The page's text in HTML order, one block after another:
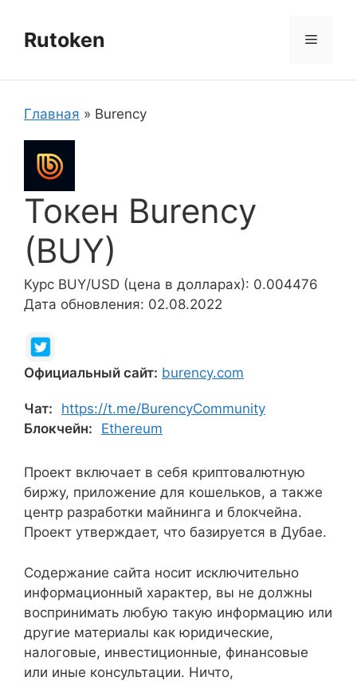
содержимому
Rutoken Меню
Главная » Burency
Токен Burency
(BUY)
Курс BUY/USD (цена в долларах): 0.004476
Дата обновления: 02.08.2022
Официальный сайт: burency.com
Чат:
https://t.me/BurencyCommunity
Блокчейн:
Ethereum
Проект включает в себя криптовалютную
биржу, приложение для кошельков, а также
центр разработки майнинга и блокчейна.
Проект утверждает, что базируется в Дубае.
Содержание сайта носит исключительно
информационный характер, вы не должны
воспринимать любую такую информацию или
другие материалы как юридические,
налоговые, инвестиционные, финансовые
или иные консультации. Ничто,